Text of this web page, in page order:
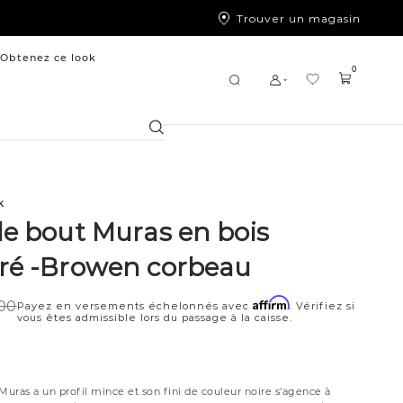
Trouver un magasin
Obtenez ce look
Chercher
0
bout Muras en bois
-Browen corbeau
Payez en versements échelonnés avec Affirm. Vérifiez si
vous êtes admissible lors du passage à la caisse.
a un profil mince et son fini de couleur noire s'agence à